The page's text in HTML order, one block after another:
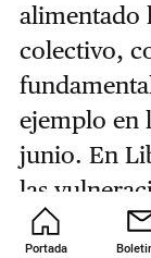
Portada
alimentado
colectivo,
ejemplo en
junio. En
las
que se dan